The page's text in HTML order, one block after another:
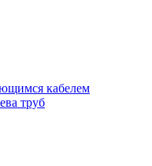
кабелем
труб